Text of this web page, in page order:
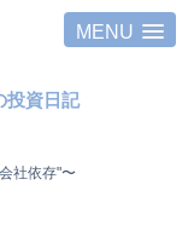
MENU
資日記
社依存"〜